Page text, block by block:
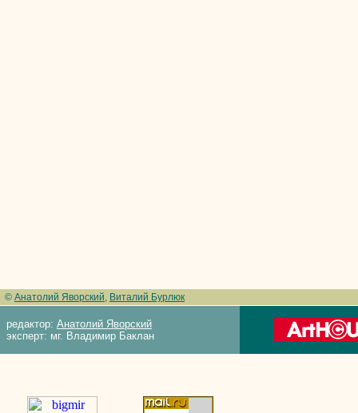
© Анатолий Яворский, Виталий Бурлюк
редактор: Анатолий Яворский
эксперт: мг. Владимир Баклан